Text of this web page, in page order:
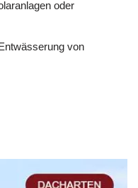
oder
von